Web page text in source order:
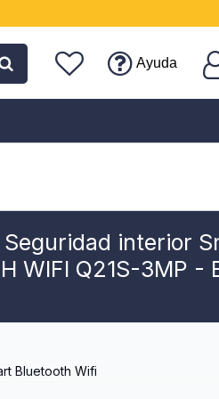
Ayuda
Seguridad interior
WIFI Q21S-3MP -
Bluetooth Wifi